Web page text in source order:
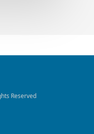
Reserved